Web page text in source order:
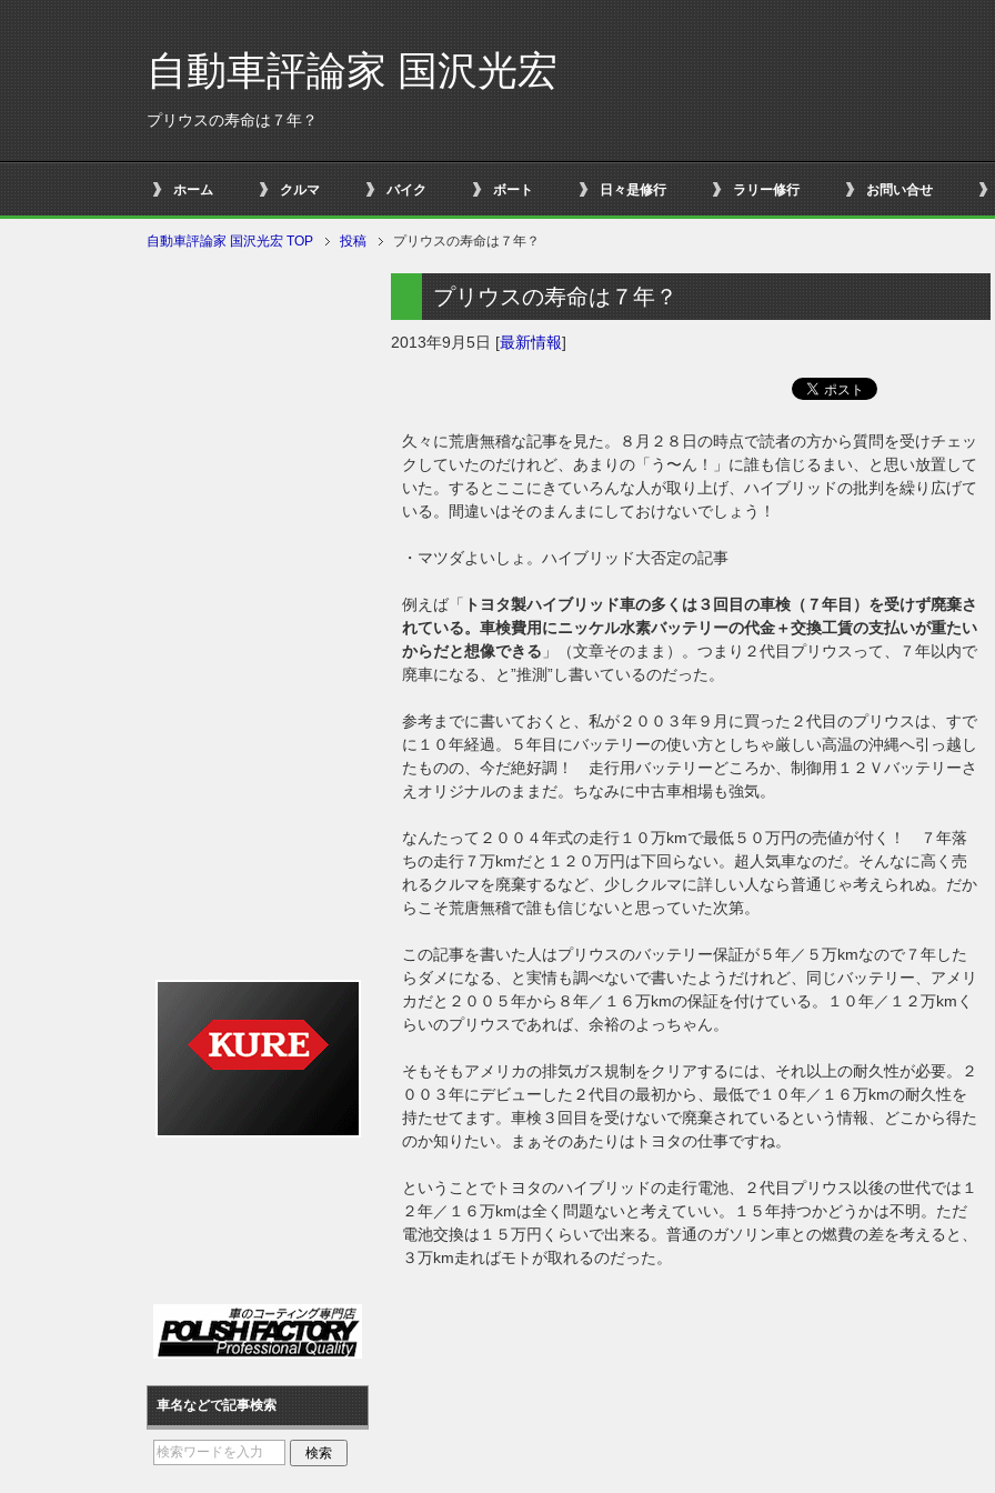
自動車評論家 国沢光宏
プリウスの寿命は７年？
ホーム クルマ バイク ボート 日々是修行 ラリー修行 お問い合せ
自動車評論家 国沢光宏 TOP 投稿 プリウスの寿命は７年？
プリウスの寿命は７年？
2013年9月5日 [最新情報]
久々に荒唐無稽な記事を見た。８月２８日の時点で読者の方から質問を受けチェッ
クしていたのだけれど、あまりの「う〜ん！」に誰も信じるまい、と思い放置して
いた。するとここにきていろんな人が取り上げ、ハイブリッドの批判を繰り広げて
いる。間違いはそのまんまにしておけないでしょう！
・マツダよいしょ。ハイブリッド大否定の記事
例えば「 トヨタ製ハイブリッド車の多くは３回目の車検（７年目）を受けず廃棄さ
れている。車検費用にニッケル水素バッテリーの代金＋交換工賃の支払いが重たい
からだと想像できる 」（文章そのまま）。つまり２代目プリウスって、７年以内で
廃車になる、と”推測”し書いているのだった。
参考までに書いておくと、私が２００３年９月に買った２代目のプリウスは、すで
に１０年経過。５年目にバッテリーの使い方としちゃ厳しい高温の沖縄へ引っ越し
たものの、今だ絶好調！ 走行用バッテリーどころか、制御用１２Ｖバッテリーさ
えオリジナルのままだ。ちなみに中古車相場も強気。
なんたって２００４年式の走行１０万kmで最低５０万円の売値が付く！ ７年落
ちの走行７万kmだと１２０万円は下回らない。超人気車なのだ。そんなに高く売
れるクルマを廃棄するなど、少しクルマに詳しい人なら普通じゃ考えられぬ。だか
らこそ荒唐無稽で誰も信じないと思っていた次第。
この記事を書いた人はプリウスのバッテリー保証が５年／５万kmなので７年した
らダメになる、と実情も調べないで書いたようだけれど、同じバッテリー、アメリ
カだと２００５年から８年／１６万kmの保証を付けている。１０年／１２万kmく
らいのプリウスであれば、余裕のよっちゃん。
そもそもアメリカの排気ガス規制をクリアするには、それ以上の耐久性が必要。２
００３年にデビューした２代目の最初から、最低で１０年／１６万kmの耐久性を
持たせてます。車検３回目を受けないで廃棄されているという情報、どこから得た
のか知りたい。まぁそのあたりはトヨタの仕事ですね。
ということでトヨタのハイブリッドの走行電池、２代目プリウス以後の世代では１
２年／１６万kmは全く問題ないと考えていい。１５年持つかどうかは不明。ただ
電池交換は１５万円くらいで出来る。普通のガソリン車との燃費の差を考えると、
３万km走ればモトが取れるのだった。
車名などで記事検索